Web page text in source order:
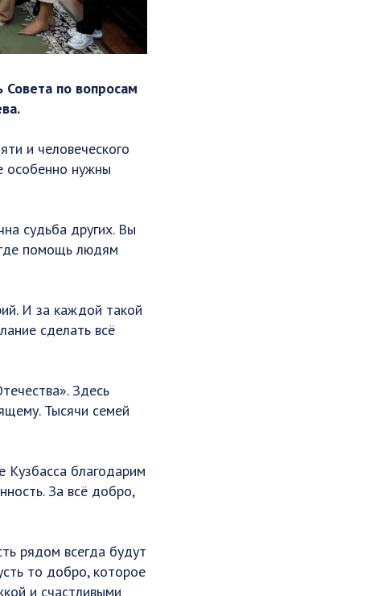
по вопросам
и человеческого
особенно нужны
судьба других. Вы
где помощь людям
И за каждой такой
сделать всё
Здесь
Тысячи семей
Кузбасса благодарим
За всё добро,
рядом всегда будут
то добро, которое
и счастливыми